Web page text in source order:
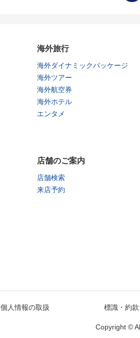
海外旅行
海外ダイナミックパッケージ
海外ツアー
海外航空券
海外ホテル
エンタメ
店舗のご案内
店舗検索
来店予約
個人情報の取扱 標識・約款
Copyright ©